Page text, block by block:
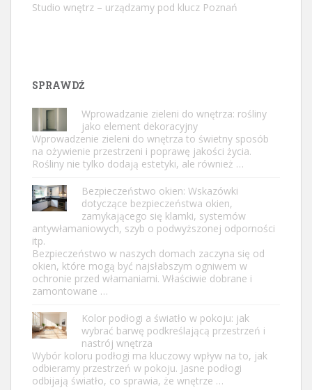
Studio wnętrz – urządzamy pod klucz Poznań
SPRAWDŹ
Wprowadzanie zieleni do wnętrza: rośliny
jako element dekoracyjny
Wprowadzenie zieleni do wnętrza to świetny sposób
na ożywienie przestrzeni i poprawę jakości życia.
Rośliny nie tylko dodają estetyki, ale również …
Bezpieczeństwo okien: Wskazówki
dotyczące bezpieczeństwa okien,
zamykającego się klamki, systemów
antywłamaniowych, szyb o podwyższonej odporności
itp.
Bezpieczeństwo w naszych domach zaczyna się od
okien, które mogą być najsłabszym ogniwem w
ochronie przed włamaniami. Właściwie dobrane i
zamontowane …
Kolor podłogi a światło w pokoju: jak
wybrać barwę podkreślającą przestrzeń i
nastrój wnętrza
Wybór koloru podłogi ma kluczowy wpływ na to, jak
odbieramy przestrzeń w pokoju. Jasne podłogi
odbijają światło, co sprawia, że wnętrze …